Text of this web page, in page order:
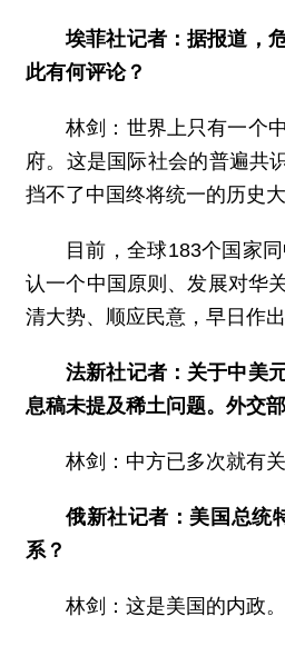
埃菲社记者：据报道，
此有何评论？
林剑：世界上只有一个
府。这是国际社会的普遍共
挡不了中国终将统一的历史大
目前，全球183个国家
认一个中国原则、发展对华
清大势、顺应民意，早日作出
法新社记者：关于中美
息稿未提及稀土问题。外交
林剑：中方已多次就有
俄新社记者：美国总统
系？
林剑：这是美国的内政。